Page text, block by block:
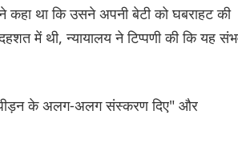
था कि उसने अपनी बेटी को घबराहट की
में थी, न्यायालय ने टिप्पणी की कि यह
के अलग-अलग संस्करण दिए" और